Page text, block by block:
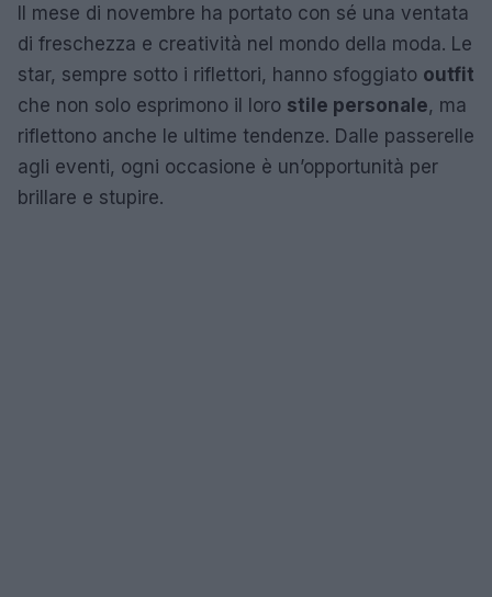
Il mese di novembre ha portato con sé una ventata
di freschezza e creatività nel mondo della moda. Le
star, sempre sotto i riflettori, hanno sfoggiato outfit
che non solo esprimono il loro stile personale, ma
riflettono anche le ultime tendenze. Dalle passerelle
agli eventi, ogni occasione è un’opportunità per
brillare e stupire.